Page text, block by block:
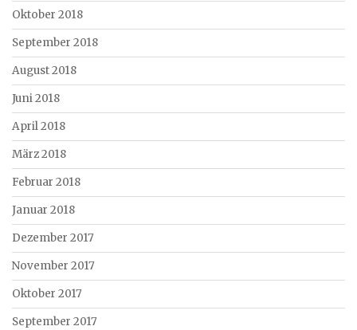
Oktober 2018
September 2018
August 2018
Juni 2018
April 2018
März 2018
Februar 2018
Januar 2018
Dezember 2017
November 2017
Oktober 2017
September 2017